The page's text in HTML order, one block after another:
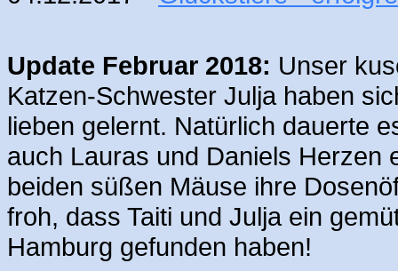
Update Februar 2018: Unser
Katzen-Schwester Julja haben
lieben gelernt. Natürlich dauerte
auch Lauras und Daniels Herzen
beiden süßen Mäuse ihre
froh, dass Taiti und Julja ein
Hamburg gefunden haben!